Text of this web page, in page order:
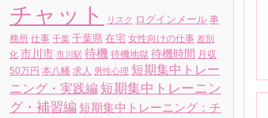
チャット
リスク ログインメール 事
務所 仕事 千葉 千葉県 在宅 女性向けの仕事 差別
化 市川市 市川駅 待機 待機地獄 待機時間
月収
50万円 本八幡 求人 男性心理 短期集中トレー
ニング・実践編 短期集中トレーニン
グ・補習編 短期集中トレーニング：チ